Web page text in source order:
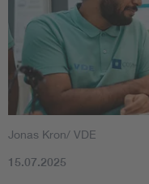
AI & Digital Trust
Health
Jonas Kron/ VDE
15.07.2025